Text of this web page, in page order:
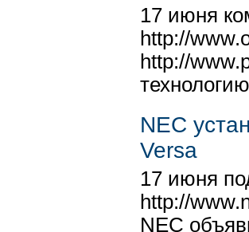
17 июня
http://
http://
NEC
Versa
17 июня
http://
NEC